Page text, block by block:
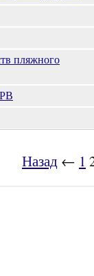
пляжного
Назад ← 1